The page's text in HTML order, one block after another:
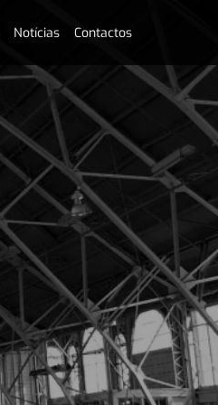
Notícias Contactos